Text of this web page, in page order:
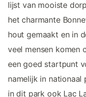
lijst van mooiste
het charmante
hout gemaakt en in
veel mensen komen
een goed startpunt
namelijk in nationaal
in dit park ook Lac